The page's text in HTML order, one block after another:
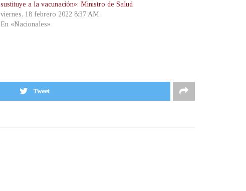
sustituye a la vacunación»: Ministro de Salud
viernes, 18 febrero 2022 8:37 AM
En «Nacionales»
Tweet